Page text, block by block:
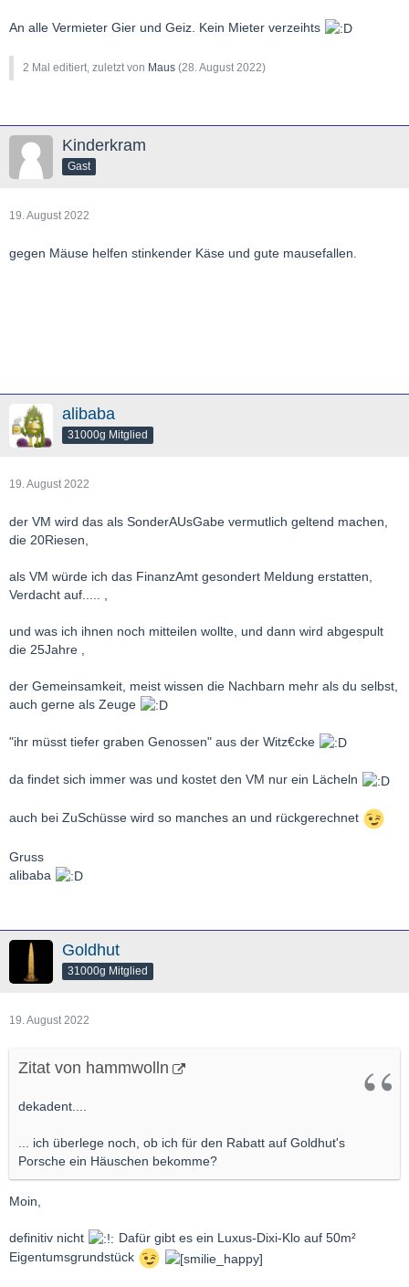
An alle Vermieter Gier und Geiz. Kein Mieter verzeihts
2 Mal editiert, zuletzt von Maus (28. August 2022)
Kinderkram
Gast
19. August 2022
gegen Mäuse helfen stinkender Käse und gute mausefallen.
alibaba
31000g Mitglied
19. August 2022
der VM wird das als SonderAUsGabe vermutlich geltend machen,
die 20Riesen,
als VM würde ich das FinanzAmt gesondert Meldung erstatten,
Verdacht auf..... ,
und was ich ihnen noch mitteilen wollte, und dann wird abgespult
die 25Jahre ,
der Gemeinsamkeit, meist wissen die Nachbarn mehr als du selbst,
auch gerne als Zeuge
"ihr müsst tiefer graben Genossen" aus der Witz€cke
da findet sich immer was und kostet den VM nur ein Lächeln
auch bei ZuSchüsse wird so manches an und rückgerechnet
Gruss
alibaba
Goldhut
31000g Mitglied
19. August 2022
Zitat von hammwolln
dekadent....
... ich überlege noch, ob ich für den Rabatt auf Goldhut's
Porsche ein Häuschen bekomme?
Moin,
definitiv nicht
Dafür gibt es ein Luxus-Dixi-Klo auf 50m²
Eigentumsgrundstück